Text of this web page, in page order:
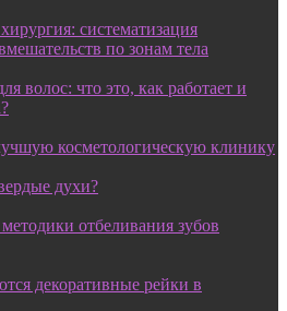
систематизация
по зонам тела
волос: что это, как работает и
косметологическую клинику
духи?
отбеливания зубов
декоративные рейки в